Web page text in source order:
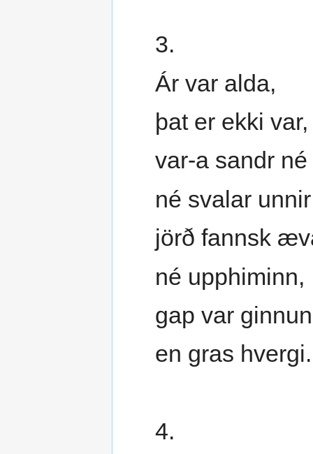
3.
Ár var alda,
þat er ekki var,
var-a sandr
né svalar
jörð fannsk
né upphiminn,
gap var
en gras hvergi.
4.